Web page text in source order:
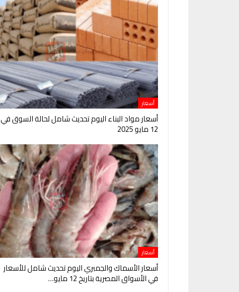
أسعار
أسعار مواد البناء اليوم تحديث شامل لحالة السوق في
12 مايو 2025
أسعار
أسعار الأسماك والجمبري اليوم تحديث شامل للأسعار
في الأسواق المصرية بتاريخ 12 مايو…